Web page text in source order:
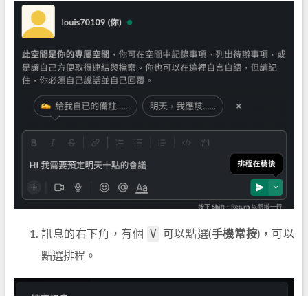
訊息的右下角，有個 V 可以點選(手機常按)，可以
點選排程。